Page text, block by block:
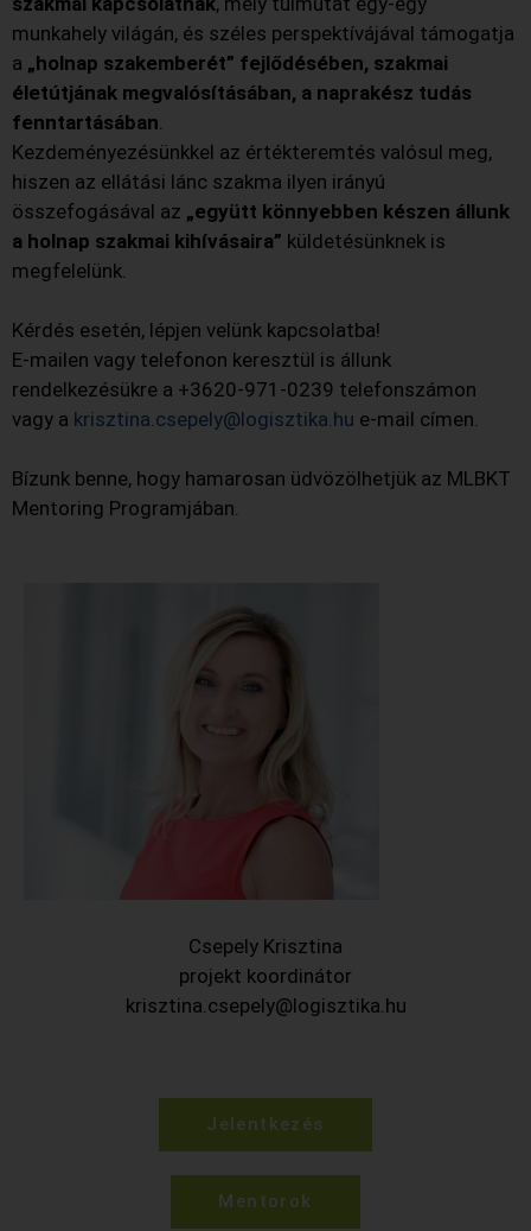
munkahely világán, és széles perspektívájával támogatja
a „holnap szakemberét” fejlődésében, szakmai
életútjának megvalósításában, a naprakész tudás
fenntartásában.
Kezdeményezésünkkel az értékteremtés valósul meg,
hiszen az ellátási lánc szakma ilyen irányú
összefogásával az „együtt könnyebben készen állunk
a holnap szakmai kihívásaira” küldetésünknek is
megfelelünk.
Kérdés esetén, lépjen velünk kapcsolatba!
E-mailen vagy telefonon keresztül is állunk
rendelkezésükre a +3620-971-0239 telefonszámon
vagy a krisztina.csepely@logisztika.hu e-mail címen.
Bízunk benne, hogy hamarosan üdvözölhetjük az MLBKT
Mentoring Programjában.
Csepely Krisztina
projekt koordinátor
krisztina.csepely@logisztika.hu
Jelentkezés
Mentorok